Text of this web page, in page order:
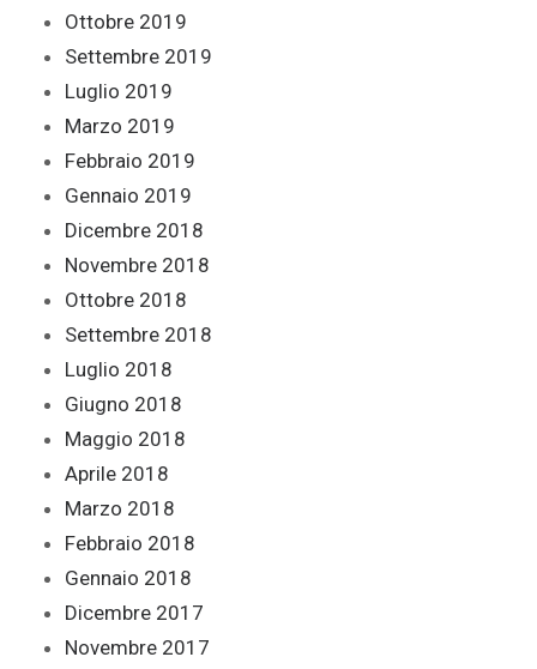
Ottobre 2019
Settembre 2019
Luglio 2019
Marzo 2019
Febbraio 2019
Gennaio 2019
Dicembre 2018
Novembre 2018
Ottobre 2018
Settembre 2018
Luglio 2018
Giugno 2018
Maggio 2018
Aprile 2018
Marzo 2018
Febbraio 2018
Gennaio 2018
Dicembre 2017
Novembre 2017